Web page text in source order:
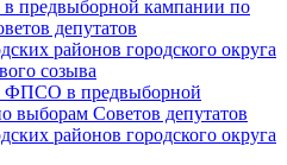
в предвыборной кампании по
депутатов
районов городского округа
созыва
ФПСО в предвыборной
выборам Советов депутатов
районов городского округа